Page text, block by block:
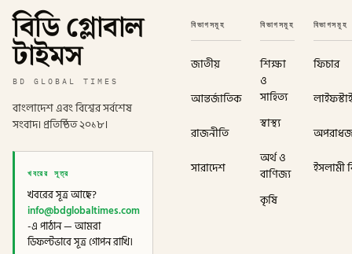
বিডি গ্লোবাল
টাইমস
BD GLOBAL TIMES
বাংলাদেশ এবং বিশ্বের সর্বশেষ
সংবাদ। প্রতিষ্ঠিত ২০১৮।
খবরের সূত্র
খবরের সূত্র আছে?
info@bdglobaltimes.com
-এ পাঠান — আমরা
ডিফল্টভাবে সূত্র গোপন রাখি।
বিভাগসমূহ
জাতীয়
আন্তর্জাতিক
রাজনীতি
সারাদেশ
বিভাগসমূহ
শিক্ষা
ও
সাহিত্য
স্বাস্থ্য
অর্থ ও
বাণিজ্য
কৃষি
বিভাগসমূহ
ফিচার
ইসলামী